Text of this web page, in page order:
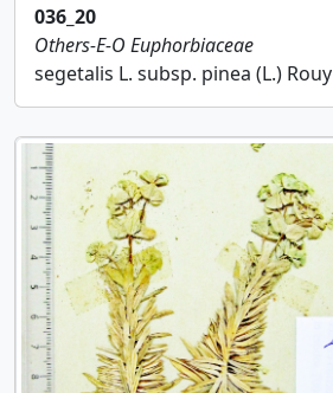
036_20
Others-E-O Euphorbiaceae
segetalis L. subsp. pinea (L.) Rouy